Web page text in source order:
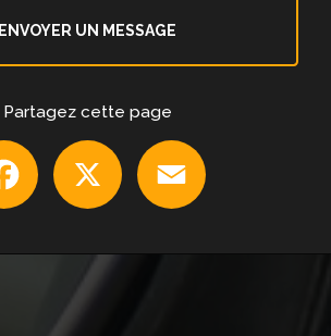
ENVOYER UN MESSAGE
Partagez cette page
Facebook